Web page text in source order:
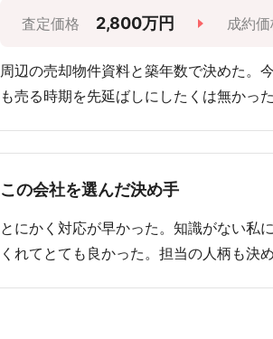
査定価格 2,800万円 成約
周辺の売却物件資料と築年数で決めた。
も売る時期を先延ばしにしたくは無かっ
この会社を選んだ決め手
とにかく対応が早かった。知識がない私
くれてとても良かった。担当の人柄も決